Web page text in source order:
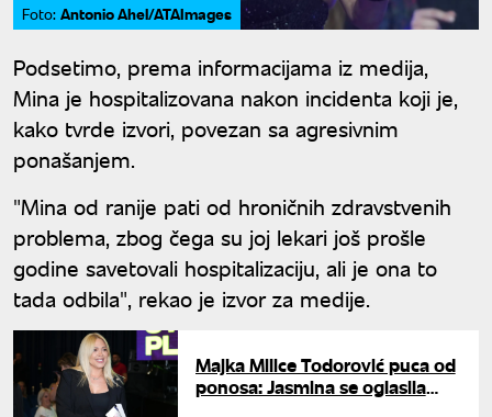
Foto: Antonio Ahel/ATAImages
Podsetimo, prema informacijama iz medija,
Mina je hospitalizovana nakon incidenta koji je,
kako tvrde izvori, povezan sa agresivnim
ponašanjem.
"Mina od ranije pati od hroničnih zdravstvenih
problema, zbog čega su joj lekari još prošle
godine savetovali hospitalizaciju, ali je ona to
tada odbila", rekao je izvor za medije.
Majka Milice Todorović puca od
ponosa: Jasmina se oglasila